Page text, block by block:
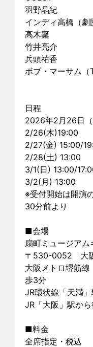
羽野晶紀
インディ高橋（劇
高木稟
竹井亮介
兵頭祐香
ボブ・マーサム（
日程
2026年2月26日（
2/26(木)19:00
2/27(金) 15:00/
2/28(土) 13:00
3/1(日) 13:00/
3/2(月) 13:00
※受付開始は開演
30分前より
■会場
扇町ミュージアム
〒530-0052　大
大阪メトロ堺筋
歩3分
JR環状線「天満
JR「大阪」駅か
■料金
全席指定・税込